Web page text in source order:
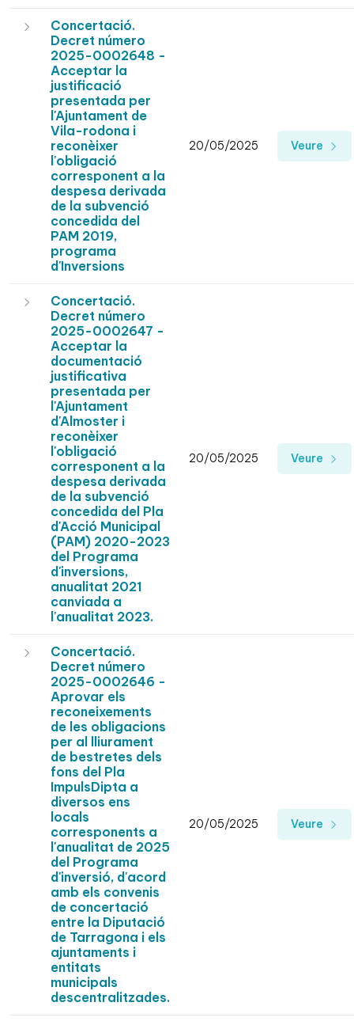
Concertació.
Decret número
2025-0002648 -
Acceptar la
justificació
presentada per
l'Ajuntament de
Vila-rodona i
reconèixer
l'obligació
corresponent a la
despesa derivada
de la subvenció
concedida del
PAM 2019,
programa
d'Inversions
20/05/2025 Veure
Concertació.
Decret número
2025-0002647 -
Acceptar la
documentació
justificativa
presentada per
l'Ajuntament
d'Almoster i
reconèixer
l'obligació
corresponent a la
despesa derivada
de la subvenció
concedida del Pla
d'Acció Municipal
(PAM) 2020-2023
del Programa
d'inversions,
anualitat 2021
canviada a
l'anualitat 2023.
20/05/2025 Veure
Concertació.
Decret número
2025-0002646 -
Aprovar els
reconeixements
de les obligacions
per al lliurament
de bestretes dels
fons del Pla
ImpulsDipta a
diversos ens
locals
corresponents a
l'anualitat de 2025
del Programa
d'inversió, d'acord
amb els convenis
de concertació
entre la Diputació
de Tarragona i els
ajuntaments i
entitats
municipals
descentralitzades.
20/05/2025 Veure